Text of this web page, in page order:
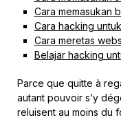
Cara memasukan
Cara hacking
Cara meretas
Belajar hacking
Parce que quitte à
autant pouvoir s’y
reluisent au moins du